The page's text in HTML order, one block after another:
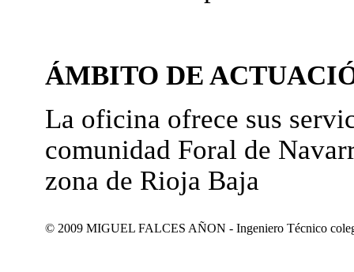
ÁMBITO DE
La oficina ofrece sus
comunidad Foral de
zona de Rioja Baja
© 2009 MIGUEL FALCES AÑON - Ingeniero Técnico